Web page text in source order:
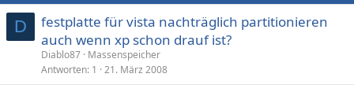
D
festplatte für vista nachträglich partitionieren
auch wenn xp schon drauf ist?
Diablo87 Massenspeicher
Antworten 1 21. März 2008